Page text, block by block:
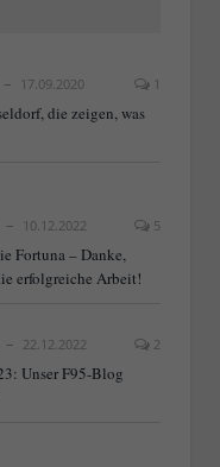
17.09.2020 1
die zeigen, was
10.12.2022 5
Fortuna – Danke,
erfolgreiche Arbeit!
22.12.2022 2
Unser F95-Blog